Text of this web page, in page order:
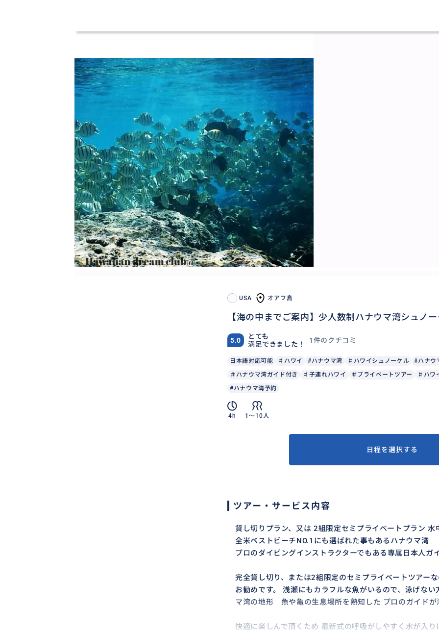
USA オアフ島
【海の中までご案内】少人数制ハナウマ湾シュノ
5.0
とても
満足できました！
1件のクチコミ
日本語対応可能 ♯ハワイ #ハナウマ湾 ♯ハワイシュノーケル
#ハナウ
＃ハナウマ湾ガイド付き
♯子連れハワイ ＃プライベートツアー
♯ハワ
#ハナウマ湾予約
4h 1〜10人
日程を選択する
ツアー・サービス内容
貸し切りプラン、又は 2組限定セミプライベートプラン 水
全米ベストビーチNO.1にも選ばれた事もあるハナウマ湾
プロのダイビングインストラクターでもある専属日本人ガ
完全貸し切り、または2組限定のセミプライベートツアー
お勧めです。 浅瀬にもカラフルな魚がいるので、泳げな
マ湾の地形 魚や亀の生息場所を熟知した プロのガイドが
快適に楽しんで頂くため 最新式の呼吸がしやすく水が入